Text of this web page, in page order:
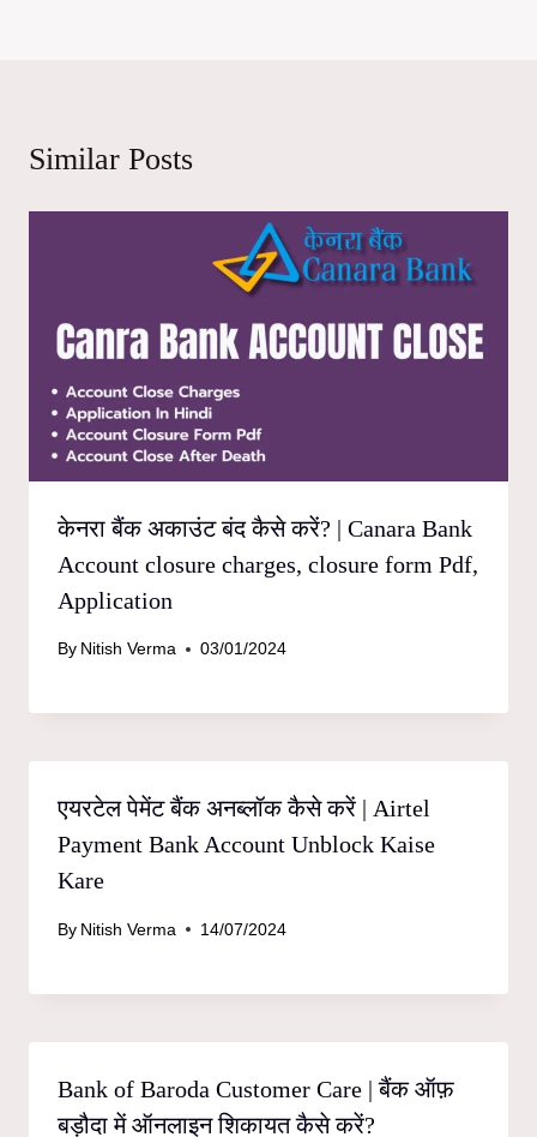
Similar Posts
केनरा बैंक अकाउंट बंद कैसे करें? | Canara Bank
Account closure charges, closure form Pdf,
Application
By Nitish Verma 03/01/2024
एयरटेल पेमेंट बैंक अनब्लॉक कैसे करें | Airtel
Payment Bank Account Unblock Kaise
Kare
By Nitish Verma 14/07/2024
Bank of Baroda Customer Care | बैंक ऑफ़
बड़ौदा में ऑनलाइन शिकायत कैसे करें?